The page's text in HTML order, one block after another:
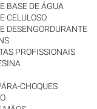
BASE DE ÁGUA
CELULOSO
DESENGORDURANTE
PROFISSIONAIS
CHOQUES